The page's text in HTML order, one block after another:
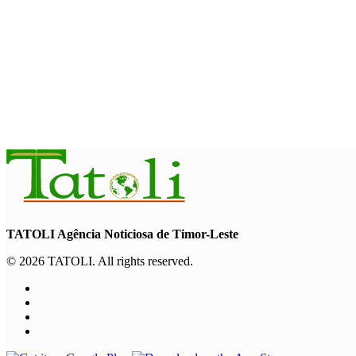
TATOLI Agência Noticiosa de Timor-Leste
© 2026 TATOLI. All rights reserved.